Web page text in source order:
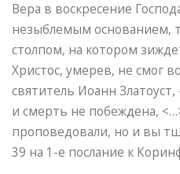
Вера в воскресение
незыблемым основанием,
столпом, на котором
Христос, умерев, не смог
святитель Иоанн
и смерть не побеждена,
проповедовали, но и вы
39 на 1-е послание к